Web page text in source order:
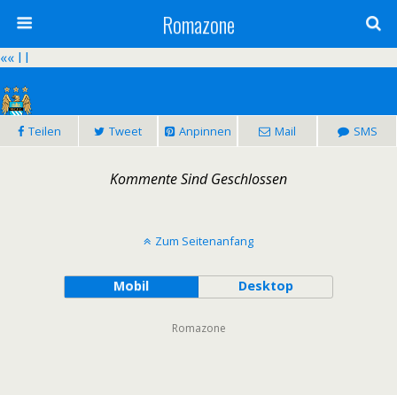
Romazone
«« l l
1:1
Manchester City – AS Roma
2014/2015
Teilen Tweet Anpinnen Mail SMS
Kommente Sind Geschlossen
Zum Seitenanfang
Mobil Desktop
Romazone